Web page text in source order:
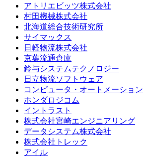
アトリエビッツ株式会社
村田機械株式会社
北海道総合技術研究所
サイマックス
日軽物流株式会社
京葉流通倉庫
鈴与システムテクノロジー
日立物流ソフトウェア
コンピュータ・オートメーション
ホンダロジコム
イントラスト
株式会社宮崎エンジニアリング
データシステム株式会社
株式会社トレック
アイル